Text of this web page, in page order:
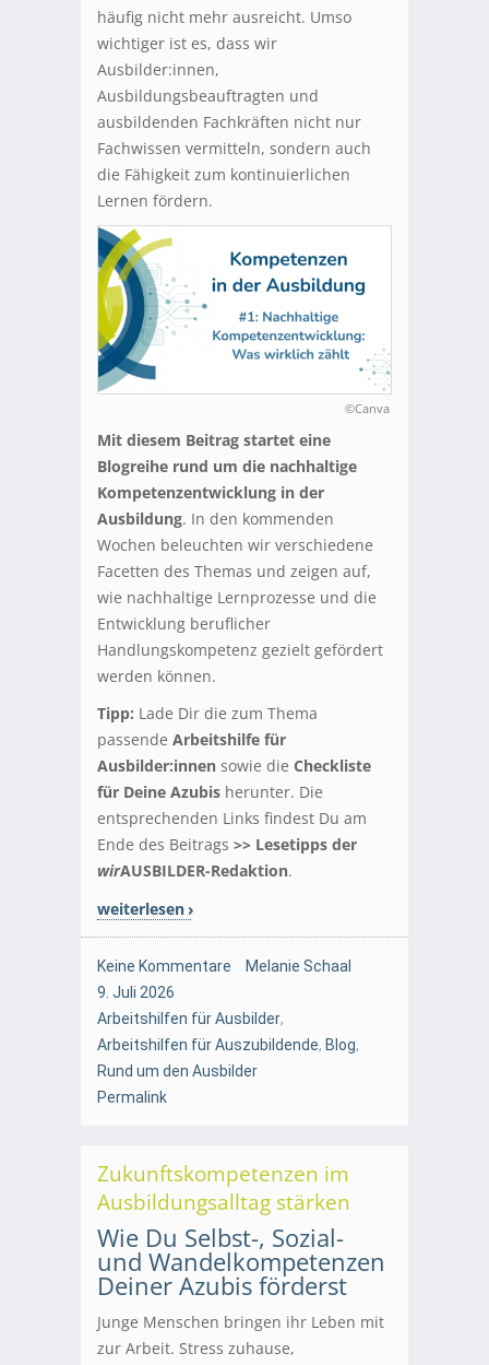
häufig nicht mehr ausreicht. Umso
wichtiger ist es, dass wir
Ausbilder:innen,
Ausbildungsbeauftragten und
ausbildenden Fachkräften nicht nur
Fachwissen vermitteln, sondern auch
die Fähigkeit zum kontinuierlichen
Lernen fördern.
©Canva
Mit diesem Beitrag startet eine
Blogreihe rund um die nachhaltige
Kompetenzentwicklung in der
Ausbildung. In den kommenden
Wochen beleuchten wir verschiedene
Facetten des Themas und zeigen auf,
wie nachhaltige Lernprozesse und die
Entwicklung beruflicher
Handlungskompetenz gezielt gefördert
werden können.
Tipp: Lade Dir die zum Thema
passende Arbeitshilfe für
Ausbilder:innen sowie die Checkliste
für Deine Azubis herunter. Die
entsprechenden Links findest Du am
Ende des Beitrags >> Lesetipps der
wirAUSBILDER-Redaktion.
weiterlesen
Keine Kommentare
Melanie Schaal
9. Juli 2026
Arbeitshilfen für Ausbilder,
Arbeitshilfen für Auszubildende, Blog,
Rund um den Ausbilder
Permalink
Zukunftskompetenzen im
Ausbildungsalltag stärken
Wie Du Selbst-, Sozial-
und Wandelkompetenzen
Deiner Azubis förderst
Junge Menschen bringen ihr Leben mit
zur Arbeit. Stress zuhause,